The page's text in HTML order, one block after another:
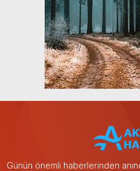
Günün önemli haberlerinden